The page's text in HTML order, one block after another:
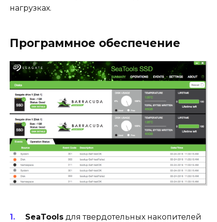
нагрузках.
Программное обеспечение
SeaTools для твердотельных накопителей